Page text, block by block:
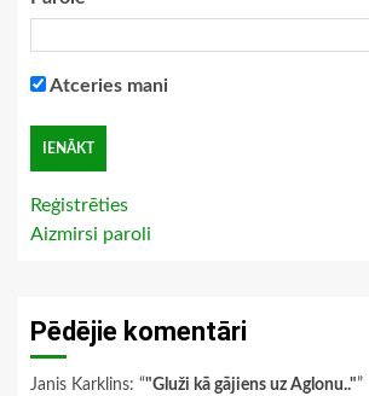
Atceries mani
Reģistrēties
Aizmirsi paroli
Pēdējie komentāri
Janis Karklins: “"Gluži kā gājiens uz Aglonu.."”